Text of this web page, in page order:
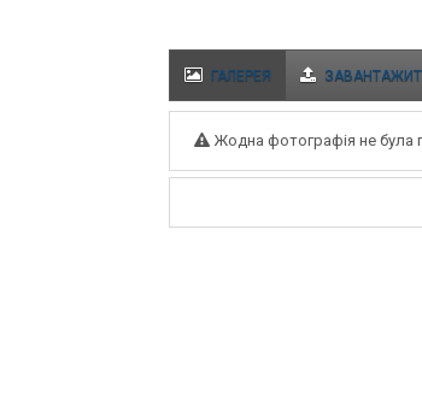
ГАЛЕРЕЯ
Жодна фотографія не була